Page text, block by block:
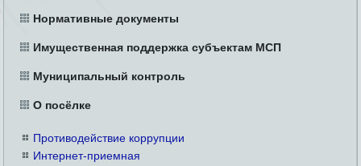
Нормативные документы
Имущественная поддержка субъектам МСП
Муниципальный контроль
О посёлке
Противодействие коррупции
Интернет-приемная